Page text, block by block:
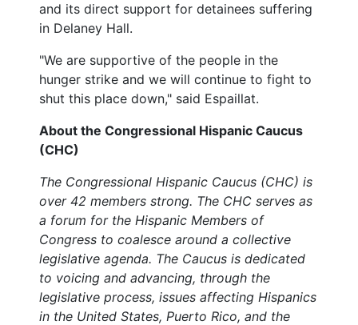
and its direct support for detainees suffering
in Delaney Hall.
"We are supportive of the people in the
hunger strike and we will continue to fight to
shut this place down," said Espaillat.
About the Congressional Hispanic Caucus
(CHC)
The Congressional Hispanic Caucus (CHC) is
over 42 members strong. The CHC serves as
a forum for the Hispanic Members of
Congress to coalesce around a collective
legislative agenda. The Caucus is dedicated
to voicing and advancing, through the
legislative process, issues affecting Hispanics
in the United States, Puerto Rico, and the